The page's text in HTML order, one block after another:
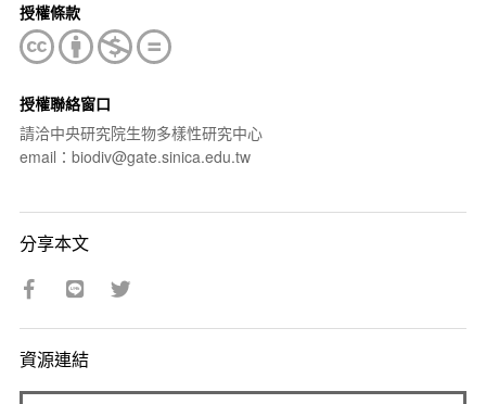
授權條款
授權聯絡窗口
請洽中央研究院生物多樣性研究中心
email：biodiv@gate.sinica.edu.tw
分享本文
資源連結